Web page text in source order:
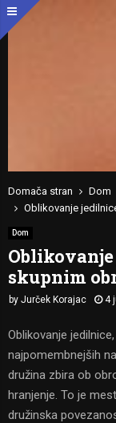
Domača stran
Dom
Oblikovanje
Dom
skupnim
by Jurček Korajac 4
Oblikovanje
najpomembnejših
družina zbira ob
hranjenje. To je
družinska